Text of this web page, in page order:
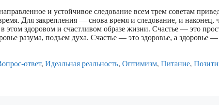
и устойчивое следование всем трем советам
Для закрепления — снова время и следование, и наконец,
здоровом и счастливом образе жизни. Счастье — это
разума, подъем духа. Счастье — это здоровье, а здоровье —
ответ, Идеальная реальность, Оптимизм, Питание,